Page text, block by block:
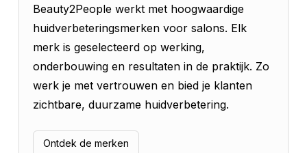
Beauty2People werkt met hoogwaardige
huidverbeteringsmerken voor salons. Elk
merk is geselecteerd op werking,
onderbouwing en resultaten in de praktijk. Zo
werk je met vertrouwen en bied je klanten
zichtbare, duurzame huidverbetering.
Ontdek de merken